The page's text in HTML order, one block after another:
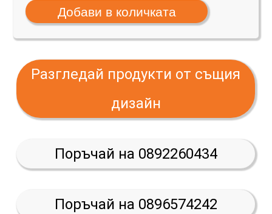
Разгледай продукти от същия
дизайн
Поръчай на 0892260434
Поръчай на 0896574242